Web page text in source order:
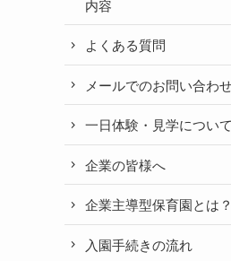
内容
よくある質問
メールでのお問い合わ
一日体験・見学について
企業の皆様へ
企業主導型保育園とは？
入園手続きの流れ